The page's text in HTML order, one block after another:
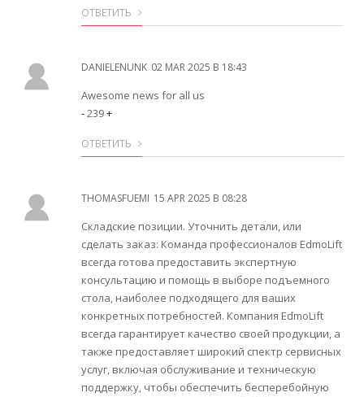
ОТВЕТИТЬ
DANIELENUNK 02 MAR 2025 В 18:43
Awesome news for all us
-239+
ОТВЕТИТЬ
THOMASFUEMI 15 APR 2025 В 08:28
Складские позиции. Уточнить детали, или
сделать заказ: Команда профессионалов EdmoLift
всегда готова предоставить экспертную
консультацию и помощь в выборе подъемного
стола, наиболее подходящего для ваших
конкретных потребностей. Компания EdmoLift
всегда гарантирует качество своей продукции, а
также предоставляет широкий спектр сервисных
услуг, включая обслуживание и техническую
поддержку, чтобы обеспечить бесперебойную